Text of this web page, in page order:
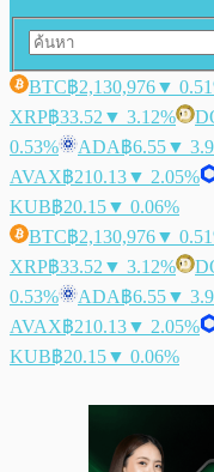
BTC฿2,130,976▼
XRP฿33.52 ▼ 3.12%
0.53%
ADA฿6.55▼
AVAX฿210.13▼ 2.05%
KUB฿20.15▼ 0.06%
BTC฿2,130,976▼
XRP฿33.52 ▼ 3.12%
0.53%
ADA฿6.55▼
AVAX฿210.13▼ 2.05%
KUB฿20.15▼ 0.06%